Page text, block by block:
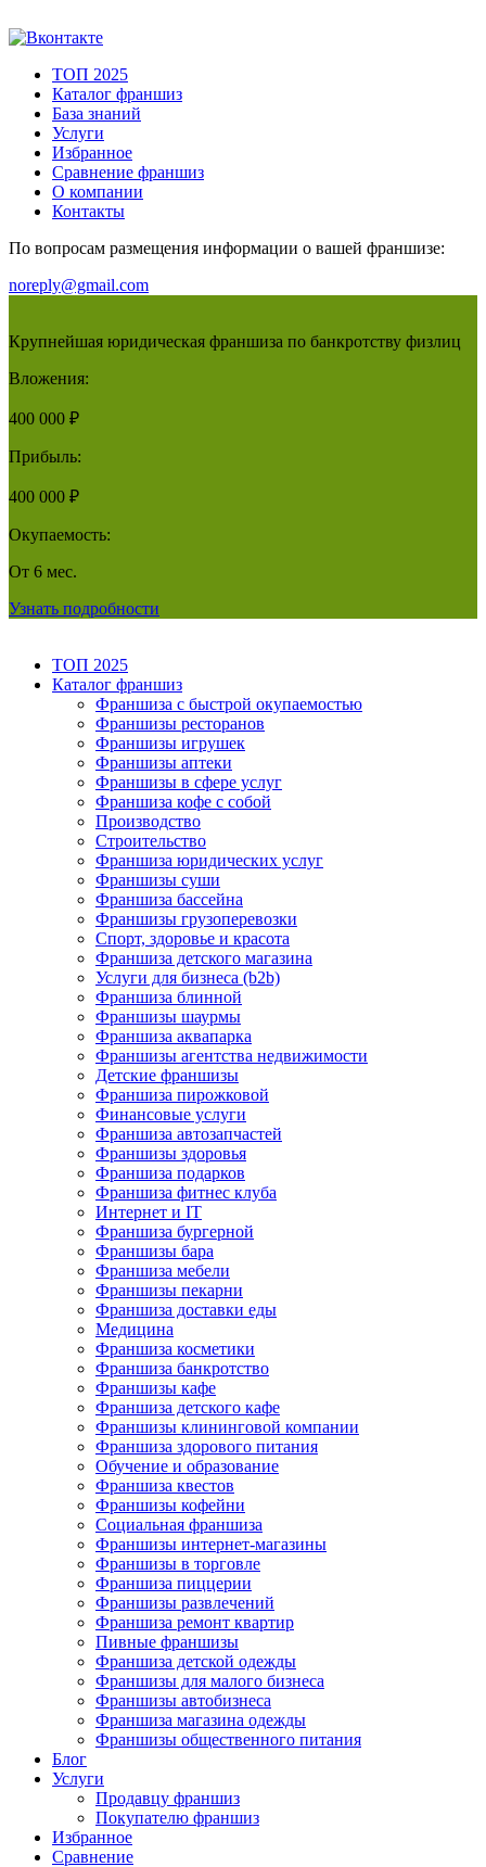
ТОП 2025
Каталог франшиз
База знаний
Услуги
Избранное
Сравнение франшиз
О компании
Контакты
По вопросам размещения информации о вашей франшизе:
noreply@gmail.com
Крупнейшая юридическая франшиза по банкротству физлиц
Вложения:
400 000 ₽
Прибыль:
400 000 ₽
Окупаемость:
От 6 мес.
Узнать подробности
ТОП 2025
Каталог франшиз
Франшиза с быстрой окупаемостью
Франшизы ресторанов
Франшизы игрушек
Франшизы аптеки
Франшизы в сфере услуг
Франшиза кофе с собой
Производство
Строительство
Франшиза юридических услуг
Франшизы суши
Франшиза бассейна
Франшизы грузоперевозки
Спорт, здоровье и красота
Франшиза детского магазина
Услуги для бизнеса (b2b)
Франшиза блинной
Франшизы шаурмы
Франшиза аквапарка
Франшизы агентства недвижимости
Детские франшизы
Франшиза пирожковой
Финансовые услуги
Франшиза автозапчастей
Франшизы здоровья
Франшиза подарков
Франшиза фитнес клуба
Интернет и IT
Франшиза бургерной
Франшизы бара
Франшиза мебели
Франшизы пекарни
Франшиза доставки еды
Медицина
Франшиза косметики
Франшиза банкротство
Франшизы кафе
Франшиза детского кафе
Франшизы клининговой компании
Франшиза здорового питания
Обучение и образование
Франшиза квестов
Франшизы кофейни
Социальная франшиза
Франшизы интернет-магазины
Франшизы в торговле
Франшиза пиццерии
Франшизы развлечений
Франшиза ремонт квартир
Пивные франшизы
Франшиза детской одежды
Франшизы для малого бизнеса
Франшизы автобизнеса
Франшиза магазина одежды
Франшизы общественного питания
Блог
Услуги
Продавцу франшиз
Покупателю франшиз
Избранное
Сравнение